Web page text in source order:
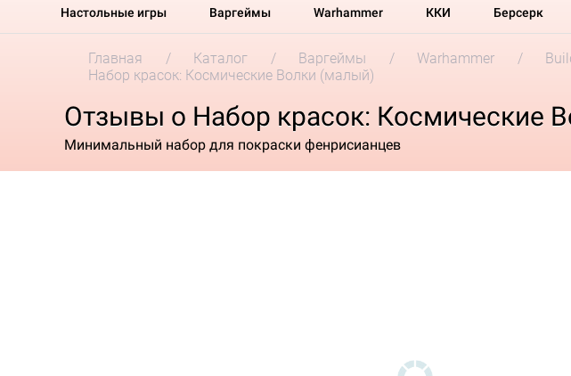
Настольные игры Варгеймы Warhammer ККИ Берсерк
Главная Каталог Варгеймы Warhammer
Набор красок: Космические Волки (малый)
Отзывы о Набор красок: Космические
Минимальный набор для покраски фенрисианцев